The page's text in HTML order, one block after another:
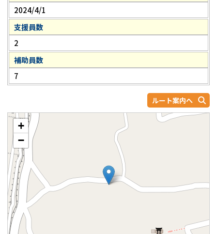
2024/4/1
支援員数
2
補助員数
7
ルート案内へ
+
−